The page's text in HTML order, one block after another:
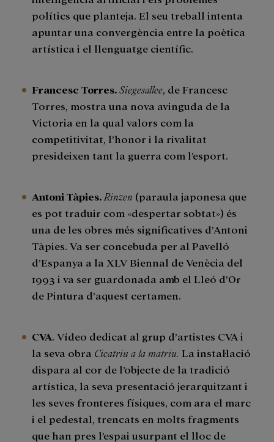
polítics que planteja. El seu treball intenta
apuntar una convergència entre la poètica
artística i el llenguatge científic.
Francesc Torres.Siegesallee , de Francesc
Torres, mostra una nova avinguda de la
Victoria en la qual valors com la
competitivitat, l’honor i la rivalitat
presideixen tant la guerra com l’esport.
Antoni Tàpies. Rinzen (paraula japonesa que
es pot traduir com «despertar sobtat») és
una de les obres més significatives d’Antoni
Tàpies. Va ser concebuda per al Pavelló
d’Espanya a la XLV Biennal de Venècia del
1993 i va ser guardonada amb el Lleó d’Or
de Pintura d’aquest certamen.
CVA . Vídeo dedicat al grup d’artistes CVA i
la seva obra Cicatriu a la matriu. La instal·lació
dispara al cor de l’objecte de la tradició
artística, la seva presentació jerarquitzant i
les seves fronteres físiques, com ara el marc
i el pedestal, trencats en molts fragments
que han pres l’espai usurpant el lloc de